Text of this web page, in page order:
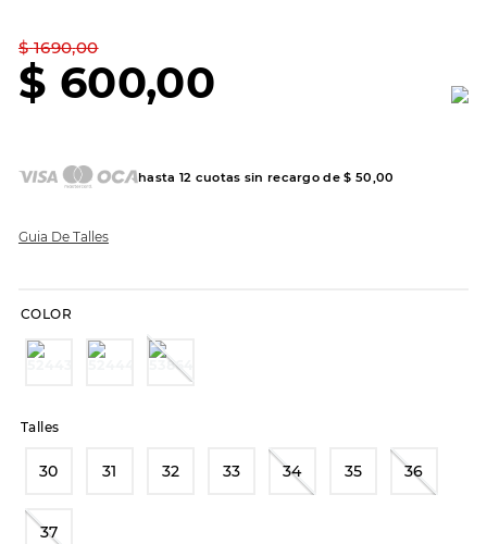
$ 1690,00
$ 600,00
hasta 12 cuotas sin recargo de$ 50 00
Guia De Talles
COLOR
Talles
30 31 32 33 34 35 36
37